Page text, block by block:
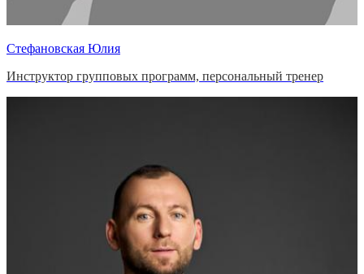
Стефановская Юлия
Инструктор групповых программ, персональный тренер